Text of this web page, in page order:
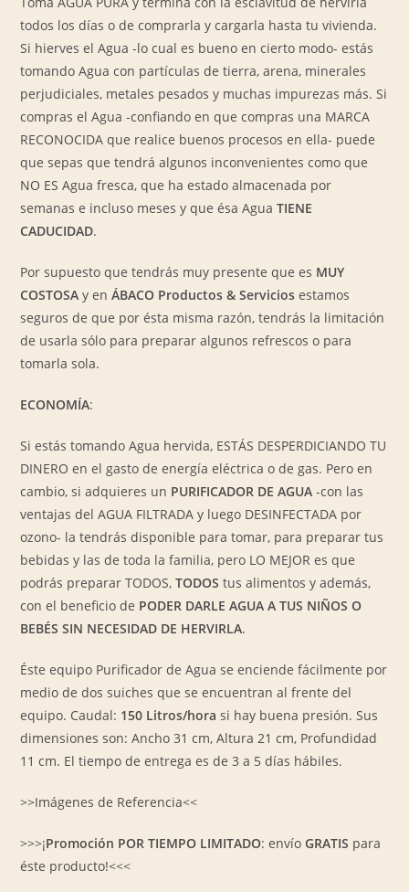
todos los días o de comprarla y cargarla hasta tu vivienda.
Si hierves el Agua -lo cual es bueno en cierto modo- estás
tomando Agua con partículas de tierra, arena, minerales
perjudiciales, metales pesados y muchas impurezas más. Si
compras el Agua -confiando en que compras una MARCA
RECONOCIDA que realice buenos procesos en ella- puede
que sepas que tendrá algunos inconvenientes como que
NO ES Agua fresca, que ha estado almacenada por
semanas e incluso meses y que ésa AguaTIENE
CADUCIDAD.
Por supuesto que tendrás muy presente que es MUY
COSTOSA y enÁBACO Productos & Servicios estamos
seguros de que por ésta misma razón, tendrás la limitación
de usarla sólo para preparar algunos refrescos o para
tomarla sola.
ECONOMÍA:
Si estás tomando Agua hervida, ESTÁS DESPERDICIANDO TU
DINERO en el gasto de energía eléctrica o de gas. Pero en
cambio, si adquieres un PURIFICADOR DE AGUA -con las
ventajas del AGUA FILTRADA y luego DESINFECTADA por
ozono- la tendrás disponible para tomar, para preparar tus
bebidas y las de toda la familia, pero LO MEJOR es que
podrás preparar TODOS,TODOS tus alimentos y además,
con el beneficio de PODER DARLE AGUA A TUS NIÑOS O
BEBÉS SIN NECESIDAD DE HERVIRLA.
Éste equipo Purificador de Agua se enciende fácilmente por
medio de dos suiches que se encuentran al frente del
equipo. Caudal: 150 Litros/hora si hay buena presión. Sus
dimensiones son: Ancho 31 cm, Altura 21 cm, Profundidad
11 cm. El tiempo de entrega es de 3 a 5 días hábiles.
>>Imágenes de Referencia<<
>>>¡Promoción POR TIEMPO LIMITADO: envíoGRATIS para
éste producto!<<<